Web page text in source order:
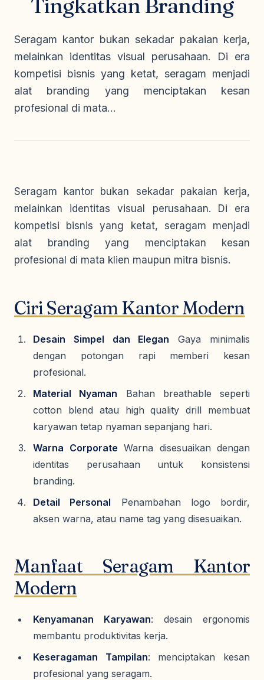
Seragam Medis
Seragam Cleaning Service
Kaos Safety
Olahraga
Tingkatkan Branding
Seragam kantor bukan sekadar pakaian kerja,
melainkan identitas visual perusahaan. Di era
kompetisi bisnis yang ketat, seragam menjadi
alat branding yang menciptakan kesan
profesional di mata...
Seragam kantor bukan sekadar pakaian kerja,
melainkan identitas visual perusahaan. Di era
kompetisi bisnis yang ketat, seragam menjadi
alat branding yang menciptakan kesan
profesional di mata klien maupun mitra bisnis.
Ciri Seragam Kantor Modern
Desain Simpel dan Elegan Gaya minimalis
dengan potongan rapi memberi kesan
profesional.
Material Nyaman Bahan breathable seperti
cotton blend atau high quality drill membuat
karyawan tetap nyaman sepanjang hari.
Warna Corporate Warna disesuaikan dengan
identitas perusahaan untuk konsistensi
branding.
Detail Personal Penambahan logo bordir,
aksen warna, atau name tag yang disesuaikan.
Manfaat Seragam Kantor
Modern
Kenyamanan Karyawan: desain ergonomis
membantu produktivitas kerja.
Keseragaman Tampilan: menciptakan kesan
profesional yang seragam.